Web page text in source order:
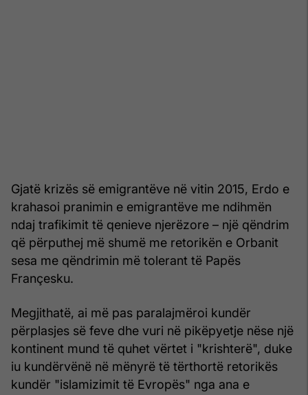
Gjatë krizës së emigrantëve në vitin 2015, Erdo e
krahasoi pranimin e emigrantëve me ndihmën
ndaj trafikimit të qenieve njerëzore – një qëndrim
që përputhej më shumë me retorikën e Orbanit
sesa me qëndrimin më tolerant të Papës
Françesku.
Megjithatë, ai më pas paralajmëroi kundër
përplasjes së feve dhe vuri në pikëpyetje nëse një
kontinent mund të quhet vërtet i "krishterë", duke
iu kundërvënë në mënyrë të tërthortë retorikës
kundër "islamizimit të Evropës" nga ana e